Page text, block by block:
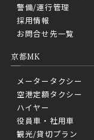
警備/運行管理
採用情報
お問合せ先一覧
京都MK
メータータクシー
空港定額タクシー
ハイヤー
役員車・社用車
観光/貸切プラン